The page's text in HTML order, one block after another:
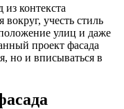
контекста
учесть стиль
улиц и даже
проект фасада
но и вписываться в